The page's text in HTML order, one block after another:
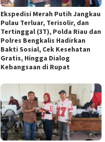
Ekspedisi Merah Putih Jangkau
Pulau Terluar, Terisolir, dan
Tertinggal (3T), Polda Riau dan
Polres Bengkalis Hadirkan
Bakti Sosial, Cek Kesehatan
Gratis, Hingga Dialog
Kebangsaan di Rupat